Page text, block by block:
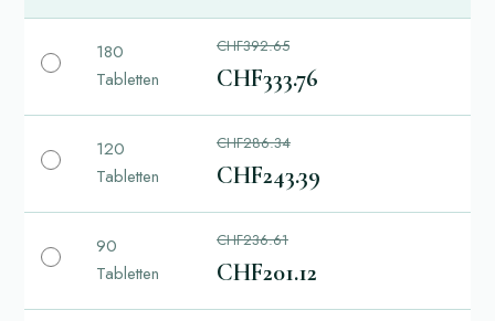
180
Tabletten
CHF392.65
CHF333.76
120
Tabletten
CHF286.34
CHF243.39
90
Tabletten
CHF236.61
CHF201.12